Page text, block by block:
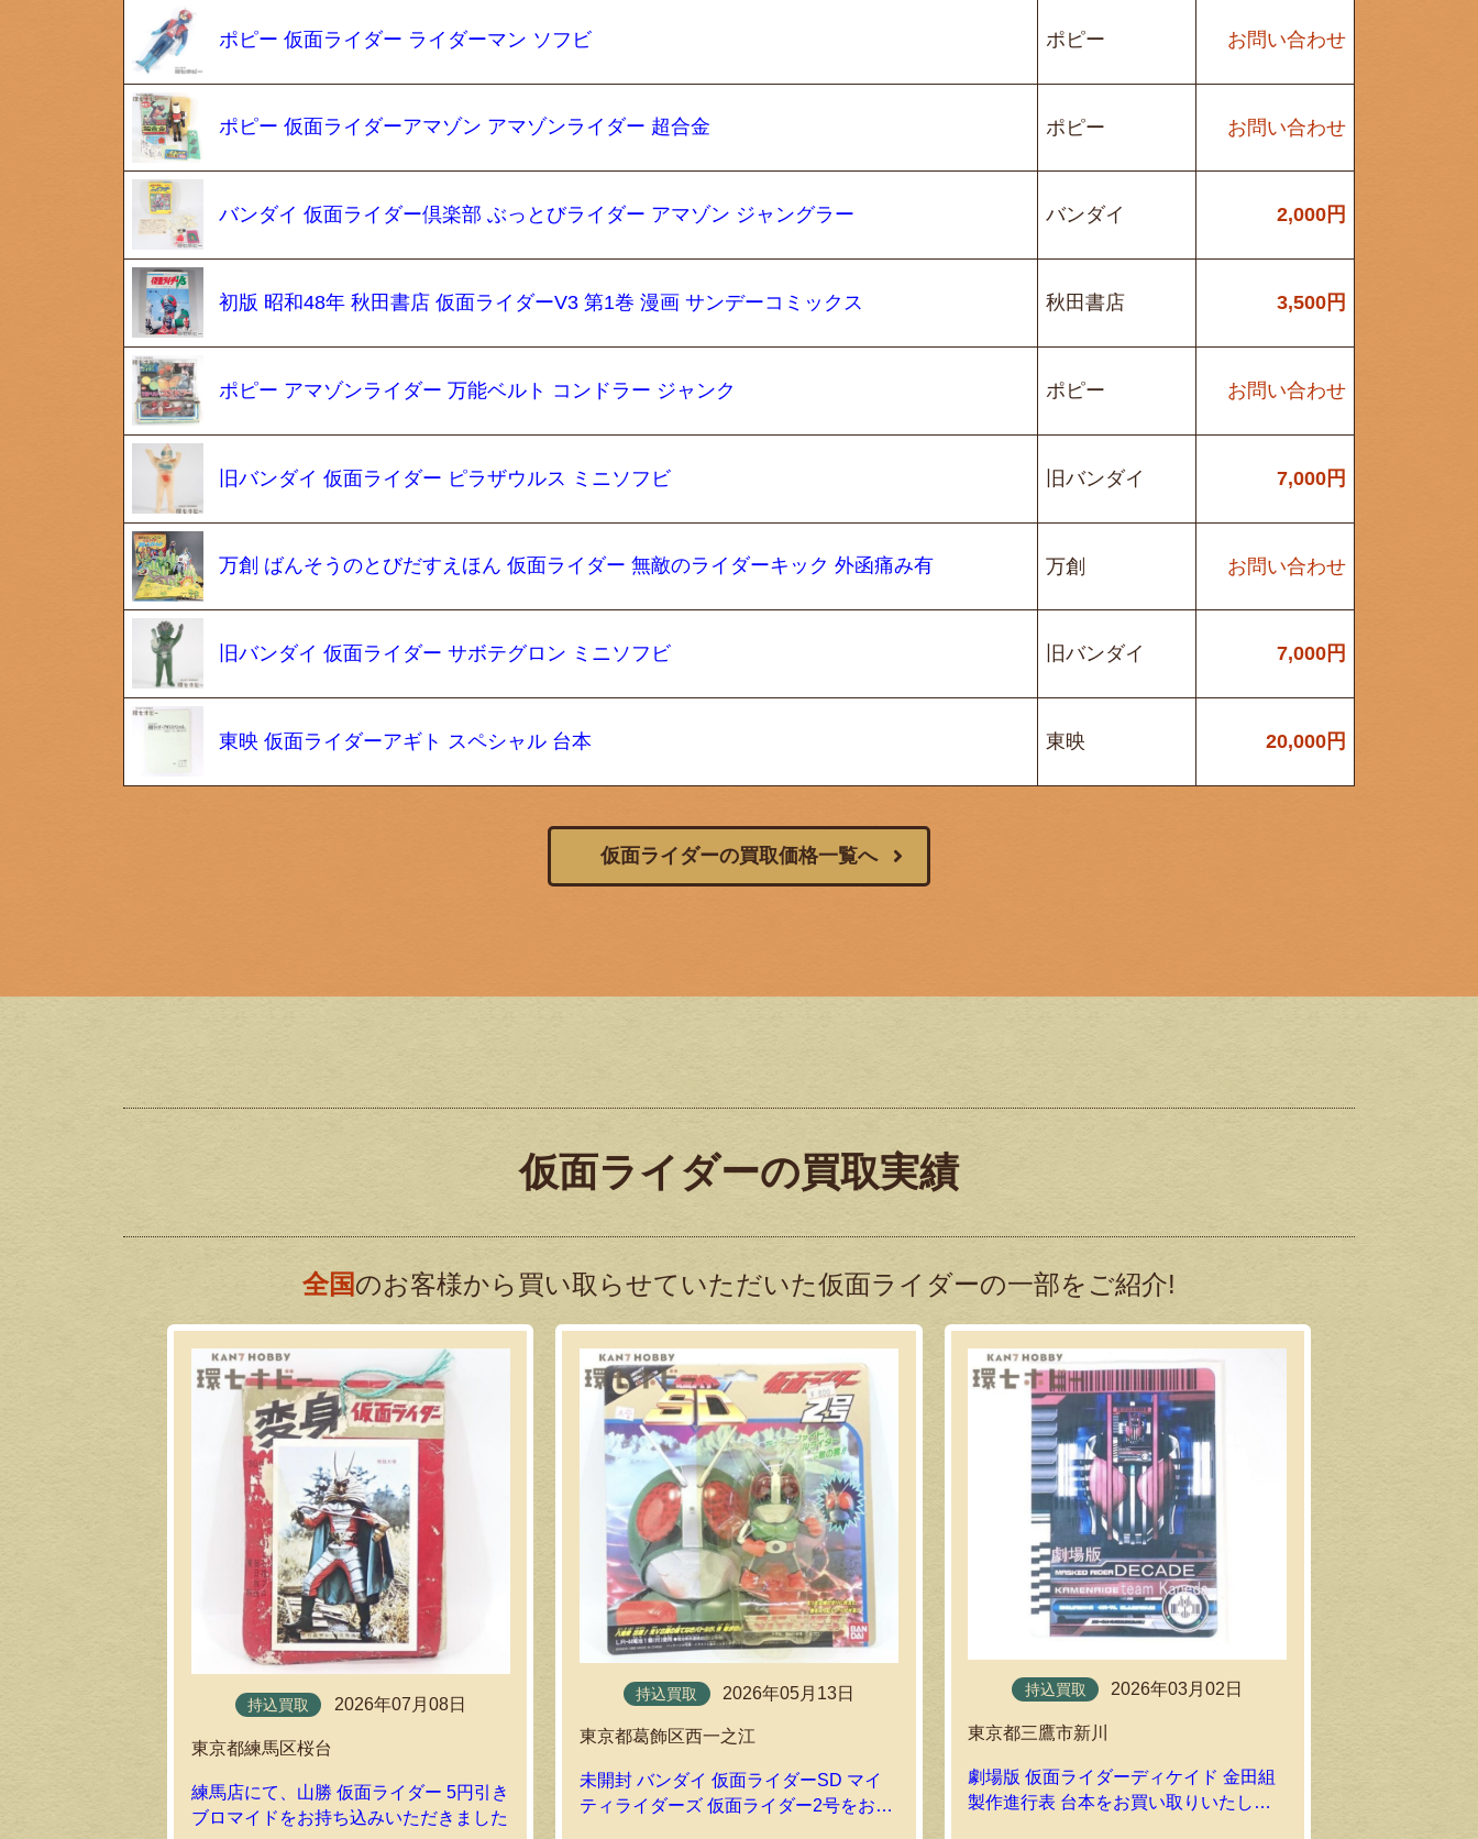
ポピー 仮面ライダー ライダーマン ソフビ ポピー お問い合わせ
ポピー 仮面ライダーアマゾン アマゾンライダー 超合金 ポピー お問い合わせ
バンダイ 仮面ライダー倶楽部 ぶっとびライダー アマゾン ジャングラー バンダイ 2,000円
初版 昭和48年 秋田書店 仮面ライダーV3 第1巻 漫画 サンデーコミックス 秋田書店 3,500円
ポピー アマゾンライダー 万能ベルト コンドラー ジャンク ポピー お問い合わせ
旧バンダイ 仮面ライダー ピラザウルス ミニソフビ 旧バンダイ 7,000円
万創 ばんそうのとびだすえほん 仮面ライダー 無敵のライダーキック 外函痛み有 万創 お問い合わせ
旧バンダイ 仮面ライダー サボテグロン ミニソフビ 旧バンダイ 7,000円
東映 仮面ライダーアギト スペシャル 台本 東映 20,000円
仮面ライダーの買取価格一覧へ
仮面ライダーの買取実績
全国のお客様から買い取らせていただいた仮面ライダーの一部をご紹介!
持込買取 2026年07月08日
東京都練馬区桜台
練馬店にて、山勝 仮面ライダー 5円引き
ブロマイドをお持ち込みいただきました
持込買取 2026年05月13日
東京都葛飾区西一之江
未開封 バンダイ 仮面ライダーSD マイ
ティライダーズ 仮面ライダー2号をお買
持込買取 2026年03月02日
東京都三鷹市新川
劇場版 仮面ライダーディケイド 金田組
製作進行表 台本をお買い取りいたしま